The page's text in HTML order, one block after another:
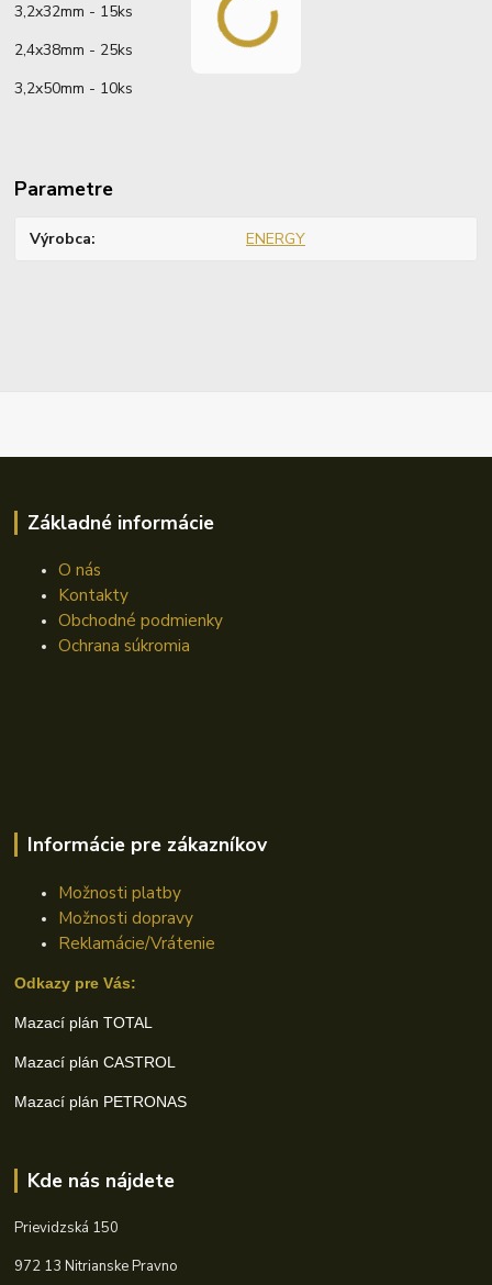
3,2x32mm - 15ks
2,4x38mm - 25ks
3,2x50mm - 10ks
Parametre
Výrobca ENERGY
Základné informácie
O nás
Kontakty
Obchodné podmienky
Ochrana súkromia
Informácie pre zákazníkov
Možnosti platby
Možnosti dopravy
Reklamácie/Vrátenie
Odkazy pre Vás:
Mazací plán TOTAL
Mazací plán CASTROL
Mazací plán PETRONAS
Kde nás nájdete
Prievidzská 150
972 13 Nitrianske Pravno